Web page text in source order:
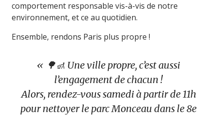
comportement responsable vis-à-vis de notre
environnement, et ce au quotidien.
Ensemble, rendons Paris plus propre !
🌳🚮 Une ville propre, c’est aussi
l’engagement de chacun !
Alors, rendez-vous samedi à partir de 11h
pour nettoyer le parc Monceau dans le 8e